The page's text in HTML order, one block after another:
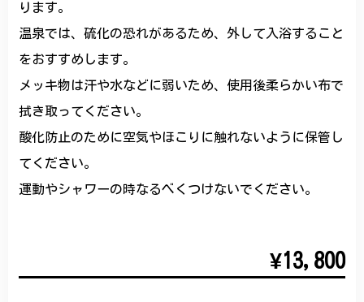
ります。
温泉では、硫化の恐れがあるため、外して入浴すること
をおすすめします。
メッキ物は汗や水などに弱いため、使用後柔らかい布で
拭き取ってください。
酸化防止のために空気やほこりに触れないように保管し
てください。
運動やシャワーの時なるべくつけないでください。
¥13,800